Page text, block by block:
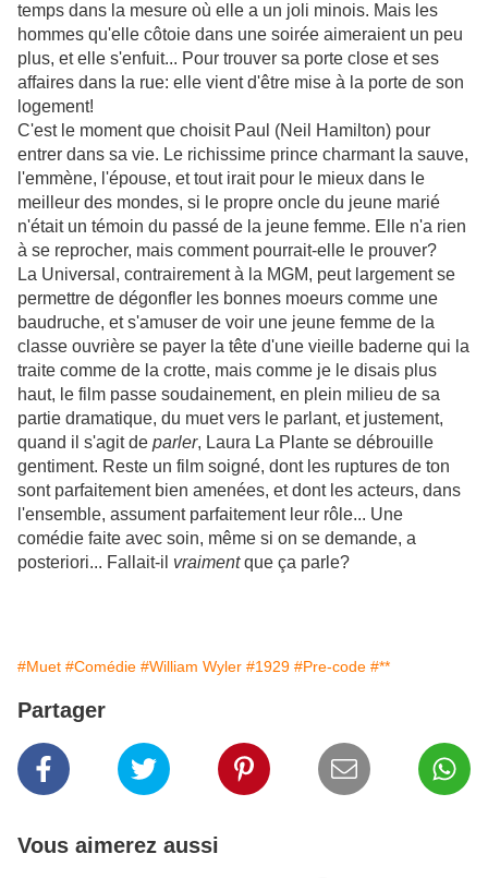
temps dans la mesure où elle a un joli minois. Mais les
hommes qu'elle côtoie dans une soirée aimeraient un peu
plus, et elle s'enfuit... Pour trouver sa porte close et ses
affaires dans la rue: elle vient d'être mise à la porte de son
logement!
C'est le moment que choisit Paul (Neil Hamilton) pour
entrer dans sa vie. Le richissime prince charmant la sauve,
l'emmène, l'épouse, et tout irait pour le mieux dans le
meilleur des mondes, si le propre oncle du jeune marié
n'était un témoin du passé de la jeune femme. Elle n'a rien
à se reprocher, mais comment pourrait-elle le prouver?
La Universal, contrairement à la MGM, peut largement se
permettre de dégonfler les bonnes moeurs comme une
baudruche, et s'amuser de voir une jeune femme de la
classe ouvrière se payer la tête d'une vieille baderne qui la
traite comme de la crotte, mais comme je le disais plus
haut, le film passe soudainement, en plein milieu de sa
partie dramatique, du muet vers le parlant, et justement,
quand il s'agit de parler, Laura La Plante se débrouille
gentiment. Reste un film soigné, dont les ruptures de ton
sont parfaitement bien amenées, et dont les acteurs, dans
l'ensemble, assument parfaitement leur rôle... Une
comédie faite avec soin, même si on se demande, a
posteriori... Fallait-il vraimentque ça parle?
#Muet #Comédie #William Wyler #1929 #Pre-code #**
Partager
Vous aimerez aussi